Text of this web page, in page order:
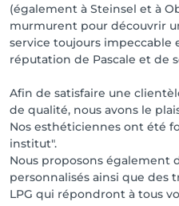
(également à Steinsel et à
murmurent pour découvrir
service toujours
réputation de Pascale et de
Afin de satisfaire une
de qualité, nous avons le
Nos esthéticiennes ont été
institut".
Nous proposons également
personnalisés ainsi que des
LPG qui répondront à tous